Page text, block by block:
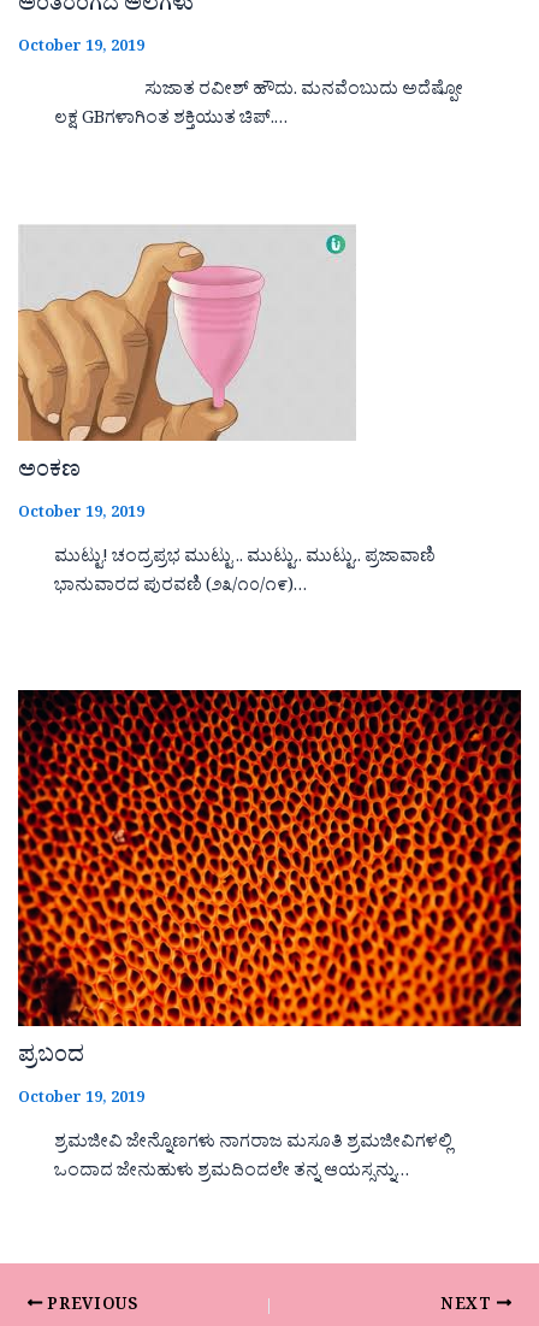
October 19, 2019
ಸುಜಾತ ರವೀಶ್ ಹೌದು. ಮನವೆಂಬುದು ಅದೆಷ್ಪೋ
ಲಕ್ಷ GBಗಳಾಗಿಂತ ಶಕ್ತಿಯುತ ಚಿಪ್.…
ಅಂಕಣ
October 19, 2019
ಮುಟ್ಟು! ಚಂದ್ರಪ್ರಭ ಮುಟ್ಟು .. ಮುಟ್ಟು.. ಮುಟ್ಟು.. ಪ್ರಜಾವಾಣಿ
ಭಾನುವಾರದ ಪುರವಣಿ (೨೩/೧೦/೧೯)…
ಪ್ರಬಂದ
October 19, 2019
ಶ್ರಮಜೀವಿ ಜೇನ್ನೊಣಗಳು ನಾಗರಾಜ ಮಸೂತಿ ಶ್ರಮಜೀವಿಗಳಲ್ಲಿ
ಒಂದಾದ ಜೇನುಹುಳು ಶ್ರಮದಿಂದಲೇ ತನ್ನ ಆಯಸ್ಸನ್ನು…
PREVIOUS NEXT